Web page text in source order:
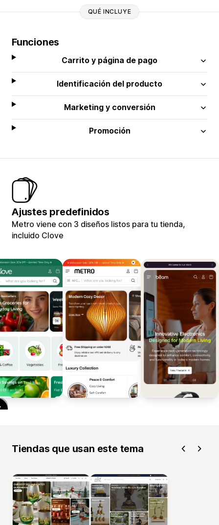
QUÉ INCLUYE
Funciones
Carrito y página de pago
Identificación del producto
Marketing y conversión
Promoción
Ajustes predefinidos
Metro viene con 3 diseños listos para tu tienda,
incluido Clove
Tiendas que usan este tema